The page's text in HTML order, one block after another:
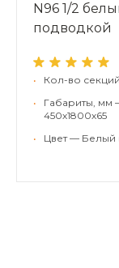
N96 1/2
подводкой
•
Кол-во
•
Габариты, мм
450х1800х65
•
Цвет — Белый